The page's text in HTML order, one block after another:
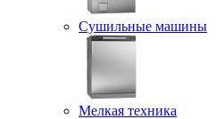
Сушильные машины
Мелкая техника